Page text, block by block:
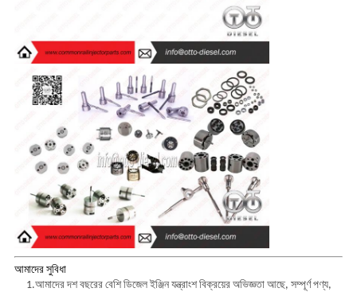
আমাদের সুবিধা
1.আমাদের দশ বছরের বেশি ডিজেল ইঞ্জিন যন্ত্রাংশ বিক্রয়ের অভিজ্ঞতা আছে, সম্পূর্ণ পণ্য,